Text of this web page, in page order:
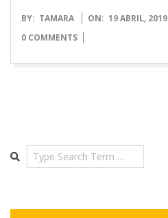
2019-
04-
BY: TAMARA ON: 19 ABRIL, 2019
0 COMMENTS
Search